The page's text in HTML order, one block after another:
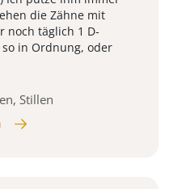
die Zähne mit
noch täglich 1 D-
in Ordnung, oder
Stillen